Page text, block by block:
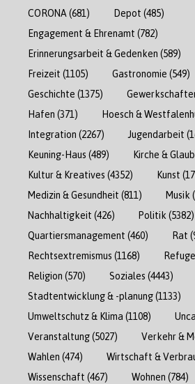
CORONA (681) Depot (485)
Engagement & Ehrenamt (782)
Erinnerungsarbeit & Gedenken (589)
Freizeit (1105) Gastronomie (549)
Geschichte (1375)
Hafen (371) Hoesch &
Integration (2267) Jugendarbeit
Keuning-Haus (489) Kirche &
Kultur & Kreatives (4352) Kunst
Medizin & Gesundheit (811) Musik
Nachhaltigkeit (426) Politik (5382)
Quartiersmanagement (460) Rat
Rechtsextremismus (1168)
Religion (570) Soziales (4443)
Stadtentwicklung & -planung(1133)
Umweltschutz & Klima (1108)
Veranstaltung(5027) Verkehr &
Wahlen (474) Wirtschaft &
Wissenschaft (467) Wohnen (784)